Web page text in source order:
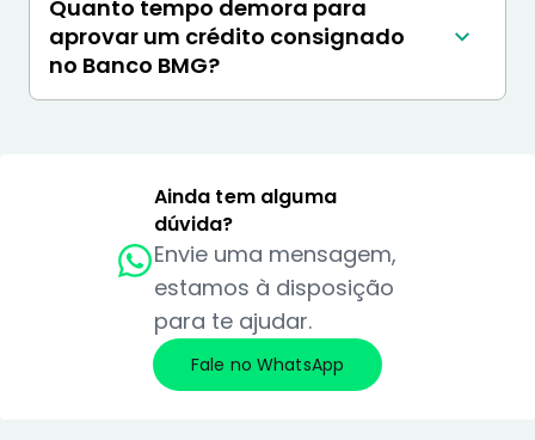
RG e CPF;
Contracheque.
mais conhecidas e respeitadas do Brasil.
Quanto tempo demora para
aprovar um crédito consignado
no Banco BMG?
Aqui na Konsi, em geral, o prazo de aprovação
Refinanciamento: 2 dias úteis.
Ainda tem alguma
dúvida?
Envie uma mensagem,
estamos à disposição
para te ajudar.
Fale no WhatsApp